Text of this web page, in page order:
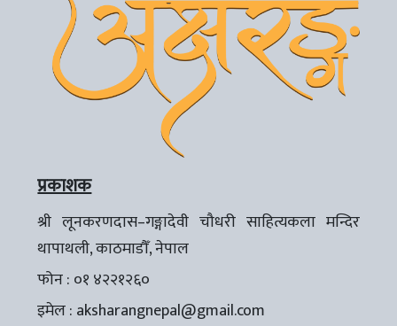
प्रकाशक
श्री लूनकरणदास–गङ्गादेवी चौधरी साहित्यकला मन्दिर
थापाथली, काठमाडौँ, नेपाल
फोन : ०१ ४२२१२६०
इमेल : aksharangnepal@gmail.com